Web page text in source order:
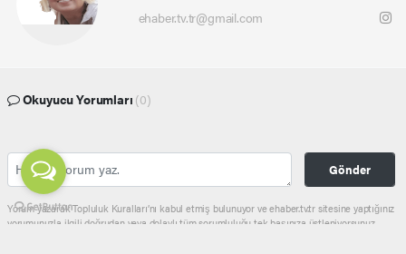
ehaber.tv.tr@gmail.com
Okuyucu Yorumları (0)
Gönder
Yorum yazarak Topluluk Kuralları’nı kabul etmiş bulunuyor ve ehaber.tv.tr sitesine yaptığınız
yorumunuzla ilgili doğrudan veya dolaylı tüm sorumluluğu tek başınıza üstleniyorsunuz.